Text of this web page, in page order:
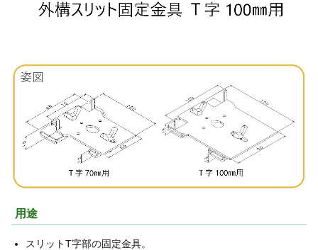
用途
スリットT字部の固定金具。